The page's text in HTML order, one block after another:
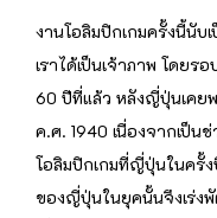
งานโอลิมปิกเกมครั้งนี้นับ
เราได้เป็นเจ้าภาพ โดยร
60 ปีที่แล้ว หลังญี่ปุ่นเคย
ค.ศ. 1940 เนื่องจากเป็น
โอลิมปิกเกมที่ญี่ปุ่นในครั้
ของญี่ปุ่นในยุคนั้นจึงเร่ง